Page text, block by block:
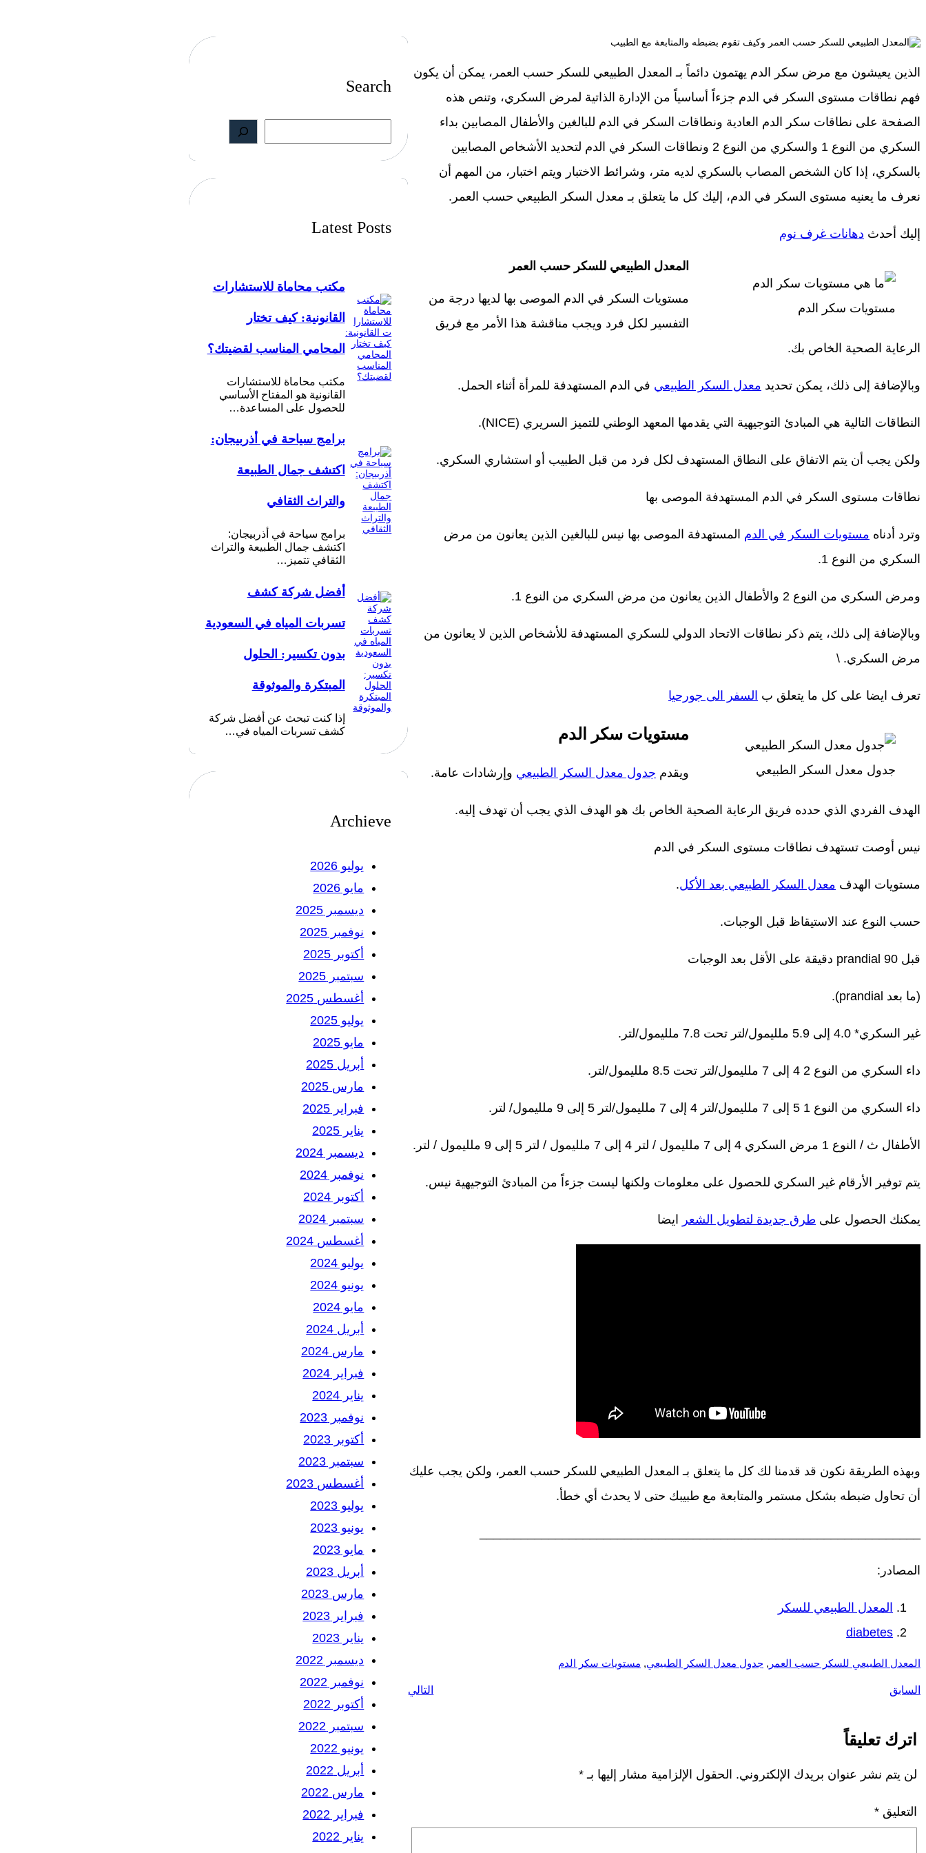
الذين يعيشون مع مرض سكر الدم يهتمون دائماً بـ المعدل الطبيعي للسكر حسب العمر، يمكن أن يكون
فهم نطاقات مستوى السكر في الدم جزءاً أساسياً من الإدارة الذاتية لمرض السكري، وتنص هذه
الصفحة على نطاقات سكر الدم العادية ونطاقات السكر في الدم للبالغين والأطفال المصابين بداء
السكري من النوع 1 والسكري من النوع 2 ونطاقات السكر في الدم لتحديد الأشخاص المصابين
بالسكري، إذا كان الشخص المصاب بالسكري لديه متر، وشرائط الاختبار ويتم اختبار، من المهم أن
نعرف ما يعنيه مستوى السكر في الدم، إليك كل ما يتعلق بـ معدل السكر الطبيعي حسب العمر.
إليك أحدث دهانات غرف نوم
مستويات سكر الدم
المعدل الطبيعي للسكر حسب العمر
مستويات السكر في الدم الموصى بها لديها درجة من
التفسير لكل فرد ويجب مناقشة هذا الأمر مع فريق
الرعاية الصحية الخاص بك.
وبالإضافة إلى ذلك، يمكن تحديد معدل السكر الطبيعي في الدم المستهدفة للمرأة أثناء الحمل.
النطاقات التالية هي المبادئ التوجيهية التي يقدمها المعهد الوطني للتميز السريري (NICE).
ولكن يجب أن يتم الاتفاق على النطاق المستهدف لكل فرد من قبل الطبيب أو استشاري السكري.
نطاقات مستوى السكر في الدم المستهدفة الموصى بها
وترد أدناه مستويات السكر في الدم المستهدفة الموصى بها نيس للبالغين الذين يعانون من مرض
السكري من النوع 1.
ومرض السكري من النوع 2 والأطفال الذين يعانون من مرض السكري من النوع 1.
وبالإضافة إلى ذلك، يتم ذكر نطاقات الاتحاد الدولي للسكري المستهدفة للأشخاص الذين لا يعانون من
مرض السكري. \
تعرف ايضا على كل ما يتعلق ب السفر الى جورحيا
جدول معدل السكر الطبيعي
مستويات سكر الدم
ويقدم جدول معدل السكر الطبيعي وإرشادات عامة.
الهدف الفردي الذي حدده فريق الرعاية الصحية الخاص بك هو الهدف الذي يجب أن تهدف إليه.
نيس أوصت تستهدف نطاقات مستوى السكر في الدم
مستويات الهدف معدل السكر الطبيعي بعد الأكل.
حسب النوع عند الاستيقاظ قبل الوجبات.
قبل prandial 90 دقيقة على الأقل بعد الوجبات
(ما بعد prandial).
غير السكري* 4.0 إلى 5.9 ملليمول/لتر تحت 7.8 ملليمول/لتر.
داء السكري من النوع 2 4 إلى 7 ملليمول/لتر تحت 8.5 ملليمول/لتر.
داء السكري من النوع 1 5 إلى 7 ملليمول/لتر 4 إلى 7 ملليمول/لتر 5 إلى 9 ملليمول/ لتر.
الأطفال ث / النوع 1 مرض السكري 4 إلى 7 ملليمول / لتر 4 إلى 7 ملليمول / لتر 5 إلى 9 ملليمول / لتر.
يتم توفير الأرقام غير السكري للحصول على معلومات ولكنها ليست جزءاً من المبادئ التوجيهية نيس.
يمكنك الحصول على طرق جديدة لتطويل الشعر ايضا
وبهذه الطريقة نكون قد قدمنا لك كل ما يتعلق بـ المعدل الطبيعي للسكر حسب العمر، ولكن يجب عليك
أن تحاول ضبطه بشكل مستمر والمتابعة مع طبيبك حتى لا يحدث أي خطأ.
المصادر:
المعدل الطبيعي للسكر
diabetes
المعدل الطبيعي للسكر حسب العمر , جدول معدل السكر الطبيعي, مستويات سكر الدم
السابق التالي
اترك تعليقاً
لن يتم نشر عنوان بريدك الإلكتروني. الحقول الإلزامية مشار إليها بـ *
التعليق *
Search
a
r
Latest Posts
مكتب محاماة للاستشارات
القانونية: كيف تختار
المحامي المناسب لقضيتك؟
مكتب محاماة للاستشارات
القانونية هو المفتاح الأساسي
للحصول على المساعدة…
برامج سياحة في أذربيجان:
اكتشف جمال الطبيعة
والتراث الثقافي
برامج سياحة في أذربيجان:
اكتشف جمال الطبيعة والتراث
الثقافي تتميز…
أفضل شركة كشف
تسربات المياه في السعودية
بدون تكسير: الحلول
المبتكرة والموثوقة
إذا كنت تبحث عن أفضل شركة
كشف تسربات المياه في…
Archieve
يوليو 2026
مايو 2026
ديسمبر 2025
نوفمبر 2025
أكتوبر 2025
سبتمبر 2025
أغسطس 2025
يوليو 2025
مايو 2025
أبريل 2025
مارس 2025
فبراير 2025
يناير 2025
ديسمبر 2024
نوفمبر 2024
أكتوبر 2024
سبتمبر 2024
أغسطس 2024
يوليو 2024
يونيو 2024
مايو 2024
أبريل 2024
مارس 2024
فبراير 2024
يناير 2024
نوفمبر 2023
أكتوبر 2023
سبتمبر 2023
أغسطس 2023
يوليو 2023
يونيو 2023
مايو 2023
أبريل 2023
مارس 2023
فبراير 2023
يناير 2023
ديسمبر 2022
نوفمبر 2022
أكتوبر 2022
سبتمبر 2022
يونيو 2022
أبريل 2022
مارس 2022
فبراير 2022
يناير 2022